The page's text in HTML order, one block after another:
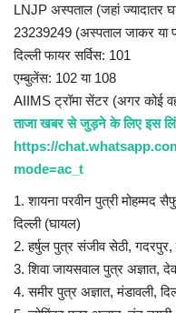
LNJP अस्पताल (जहां ज्यादातर
23239249 (अस्पताल जाकर
दिल्ली फायर सर्विस: 101
एम्बुलेंस: 102 या 108
AIIMS ट्रॉमा सेंटर (अगर कोई
ताजा खबर से जुड़ने के लिए इस
https://
mode=ac_t
1. शायना परवीन पुत्री मोहम्मद
दिल्ली (घायल)
2. हर्षुल पुत्र संजीव सेठी,
3. शिवा जायसवाल पुत्र अज्ञात,
4. समीर पुत्र अज्ञात, मंडावली,